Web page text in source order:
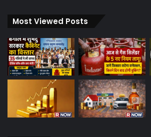
Most Viewed Posts